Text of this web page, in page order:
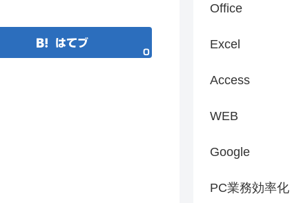
はてブ
0
Office
Excel
Access
WEB
Google
PC業務効率化